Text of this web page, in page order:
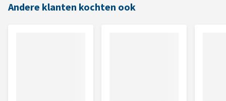
Andere klanten kochten ook